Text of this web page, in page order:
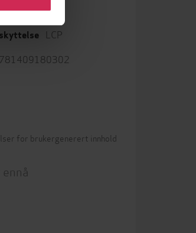
epub
LCP
for brukergenerert innhold